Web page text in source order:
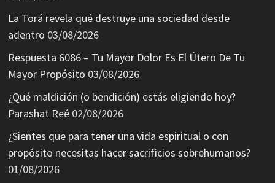
La Torá revela qué destruye una sociedad desde
adentro 03/08/2026
Respuesta 6086 – Tu Mayor Dolor Es El Útero De Tu
Mayor Propósito 03/08/2026
¿Qué maldición (o bendición) estás eligiendo hoy?
Parashat Reé 02/08/2026
¿Sientes que para tener una vida espiritual o con
propósito necesitas hacer sacrificios sobrehumanos?
01/08/2026